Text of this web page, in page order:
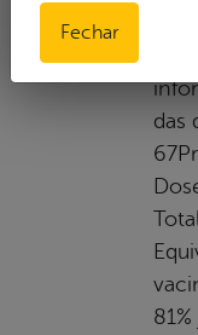
A
das
Fechar